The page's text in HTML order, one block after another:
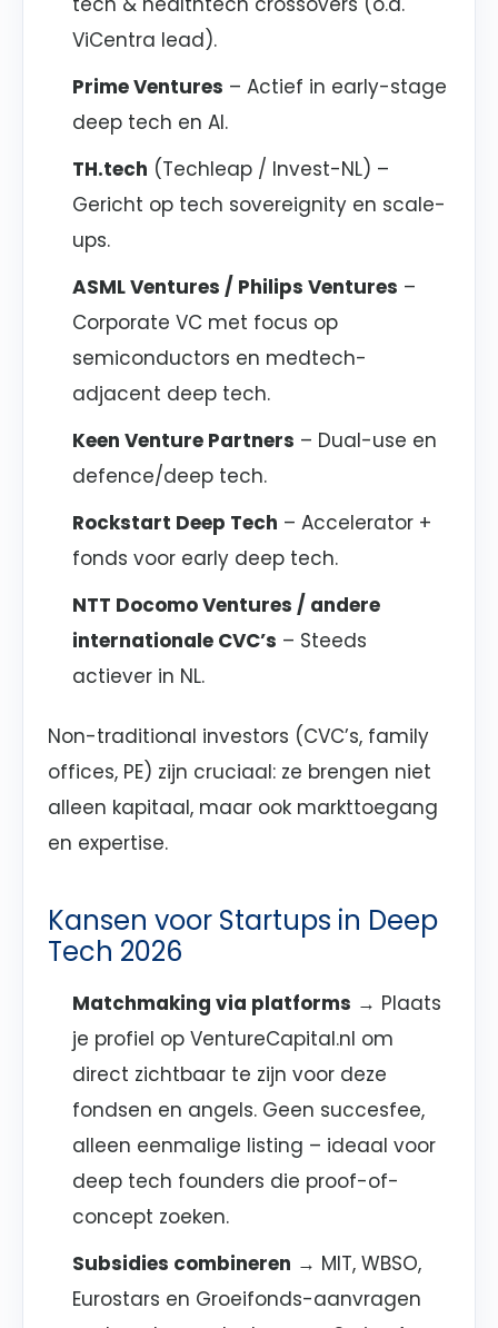
ViCentra lead).
Prime Ventures – Actief in early-stage
deep tech en AI.
TH.tech (Techleap / Invest-NL) –
Gericht op tech sovereignity en scale-
ups.
ASML Ventures / Philips Ventures –
Corporate VC met focus op
semiconductors en medtech-
adjacent deep tech.
Keen Venture Partners – Dual-use en
defence/deep tech.
Rockstart Deep Tech – Accelerator +
fonds voor early deep tech.
NTT Docomo Ventures / andere
internationale CVC’s – Steeds
actiever in NL.
Non-traditional investors (CVC’s, family
offices, PE) zijn cruciaal: ze brengen niet
alleen kapitaal, maar ook markttoegang
en expertise.
Kansen voor Startups in Deep
Tech 2026
Matchmaking via platforms → Plaats
je profiel op VentureCapital.nl om
direct zichtbaar te zijn voor deze
fondsen en angels. Geen succesfee,
alleen eenmalige listing – ideaal voor
deep tech founders die proof-of-
concept zoeken.
Subsidies combineren → MIT, WBSO,
Eurostars en Groeifonds-aanvragen